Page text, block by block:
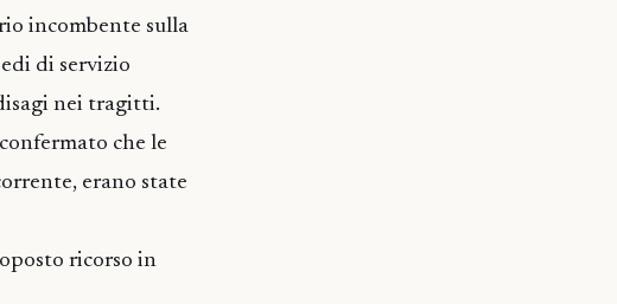
incombente sulla
di servizio
nei tragitti.
che le
erano state
ricorso in